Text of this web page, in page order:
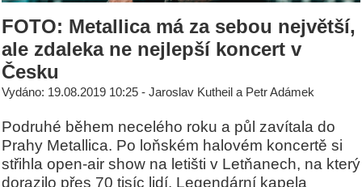
FOTO: Metallica má za sebou největší,
ale zdaleka ne nejlepší koncert v
Česku
Vydáno: 19.08.2019 10:25 - Jaroslav Kutheil a Petr Adámek
Podruhé během necelého roku a půl zavítala do
Prahy Metallica. Po loňském halovém koncertě si
střihla open-air show na letišti v Letňanech, na který
dorazilo přes 70 tisíc lidí. Legendární kapela